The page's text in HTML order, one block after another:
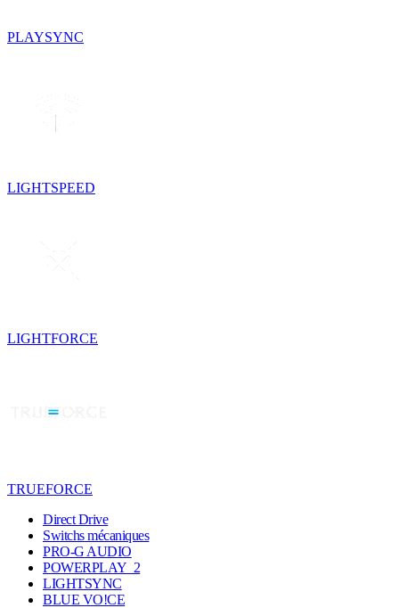
PLAYSYNC
LIGHTSPEED
LIGHTFORCE
TRUEFORCE
Direct Drive
Switchs mécaniques
PRO-G AUDIO
POWERPLAY 2
LIGHTSYNC
BLUE VO!CE